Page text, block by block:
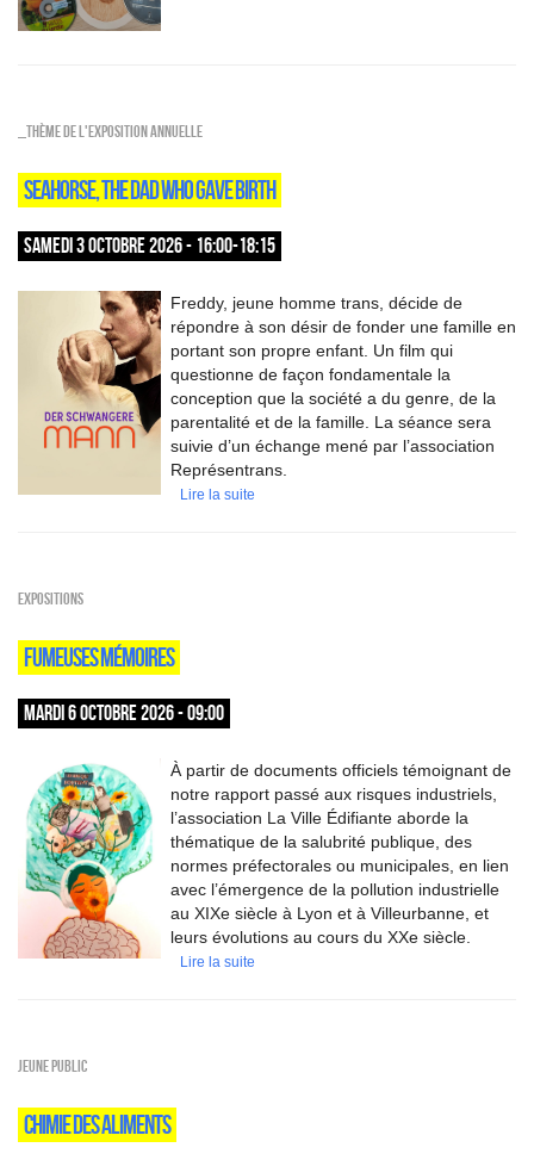
_Thème de l'exposition annuelle
SEAHORSE, THE DAD WHO GAVE BIRTH
SAMEDI 3 OCTOBRE 2026 - 16:00-18:15
Freddy, jeune homme trans, décide de
répondre à son désir de fonder une famille en
portant son propre enfant. Un film qui
questionne de façon fondamentale la
conception que la société a du genre, de la
parentalité et de la famille. La séance sera
suivie d’un échange mené par l’association
Représentrans.
Lire la suite
EXPOSITIONS
FUMEUSES MÉMOIRES
MARDI 6 OCTOBRE 2026 - 09:00
À partir de documents officiels témoignant de
notre rapport passé aux risques industriels,
l’association La Ville Édifiante aborde la
thématique de la salubrité publique, des
normes préfectorales ou municipales, en lien
avec l’émergence de la pollution industrielle
au XIXe siècle à Lyon et à Villeurbanne, et
leurs évolutions au cours du XXe siècle.
Lire la suite
Jeune public
CHIMIE DES ALIMENTS